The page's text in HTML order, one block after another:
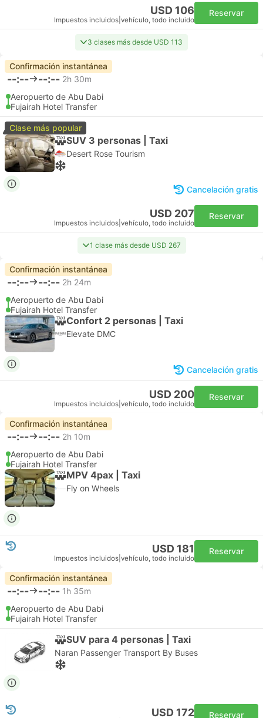
USD 106
Impuestos incluidos vehículo, todo incluido
Reservar
3 clases más desde USD 113
Confirmación instantánea
--:-- --:-- 2h 30m
Aeropuerto de Abu Dabi
Fujairah Hotel Transfer
Clase más popular
SUV 3 personas | Taxi
Desert Rose Tourism
Cancelación gratis
USD 207
Impuestos incluidos vehículo, todo incluido
Reservar
1 clase más desde USD 267
Confirmación instantánea
--:-- --:-- 2h 24m
Aeropuerto de Abu Dabi
Fujairah Hotel Transfer
Confort 2 personas | Taxi
Elevate DMC
Cancelación gratis
USD 200
Impuestos incluidos vehículo, todo incluido
Reservar
Confirmación instantánea
--:-- --:-- 2h 10m
Aeropuerto de Abu Dabi
Fujairah Hotel Transfer
MPV 4pax | Taxi
Fly on Wheels
USD 181
Impuestos incluidos vehículo, todo incluido
Reservar
Confirmación instantánea
--:-- --:-- 1h 35m
Aeropuerto de Abu Dabi
Fujairah Hotel Transfer
SUV para 4 personas | Taxi
Naran Passenger Transport By Buses
USD 172 Reservar